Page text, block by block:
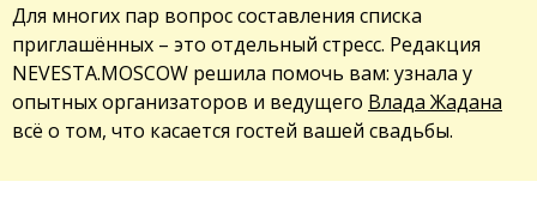
Для многих пар вопрос составления списка
приглашённых – это отдельный стресс. Редакция
NEVESTA.MOSCOW решила помочь вам: узнала у
опытных организаторов и ведущего Влада Жадана
всё о том, что касается гостей вашей свадьбы.